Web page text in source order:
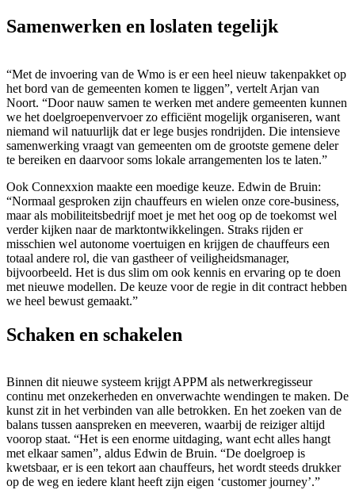
Samenwerken en loslaten tegelijk
“Met de invoering van de Wmo is er een heel nieuw takenpakket op
het bord van de gemeenten komen te liggen”, vertelt Arjan van
Noort. “Door nauw samen te werken met andere gemeenten kunnen
we het doelgroepenvervoer zo efficiënt mogelijk organiseren, want
niemand wil natuurlijk dat er lege busjes rondrijden. Die intensieve
samenwerking vraagt van gemeenten om de grootste gemene deler
te bereiken en daarvoor soms lokale arrangementen los te laten.”
Ook Connexxion maakte een moedige keuze. Edwin de Bruin:
“Normaal gesproken zijn chauffeurs en wielen onze core-business,
maar als mobiliteitsbedrijf moet je met het oog op de toekomst wel
verder kijken naar de marktontwikkelingen. Straks rijden er
misschien wel autonome voertuigen en krijgen de chauffeurs een
totaal andere rol, die van gastheer of veiligheidsmanager,
bijvoorbeeld. Het is dus slim om ook kennis en ervaring op te doen
met nieuwe modellen. De keuze voor de regie in dit contract hebben
we heel bewust gemaakt.”
Schaken en schakelen
Binnen dit nieuwe systeem krijgt APPM als netwerkregisseur
continu met onzekerheden en onverwachte wendingen te maken. De
kunst zit in het verbinden van alle betrokken. En het zoeken van de
balans tussen aanspreken en meeveren, waarbij de reiziger altijd
voorop staat. “Het is een enorme uitdaging, want echt alles hangt
met elkaar samen”, aldus Edwin de Bruin. “De doelgroep is
kwetsbaar, er is een tekort aan chauffeurs, het wordt steeds drukker
op de weg en iedere klant heeft zijn eigen ‘customer journey’.”